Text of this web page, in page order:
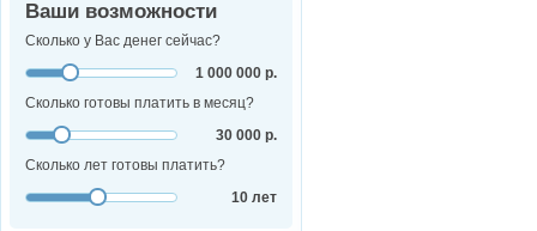
Ваши возможности
Сколько у Вас денег сейчас?
1 000 000 р.
Сколько готовы платить в месяц?
30 000 р.
Сколько лет готовы платить?
10 лет